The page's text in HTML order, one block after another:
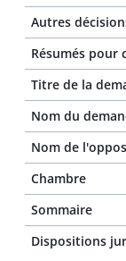
Autres
Résumés pour
Titre de la
Nom du
Nom de
Chambre
Sommaire
Dispositions